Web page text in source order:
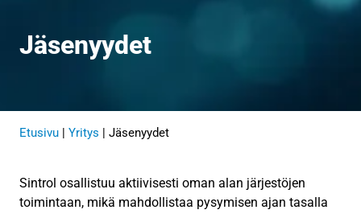
Jäsenyydet
Etusivu | Yritys | Jäsenyydet
Sintrol osallistuu aktiivisesti oman alan järjestöjen
toimintaan, mikä mahdollistaa pysymisen ajan tasalla